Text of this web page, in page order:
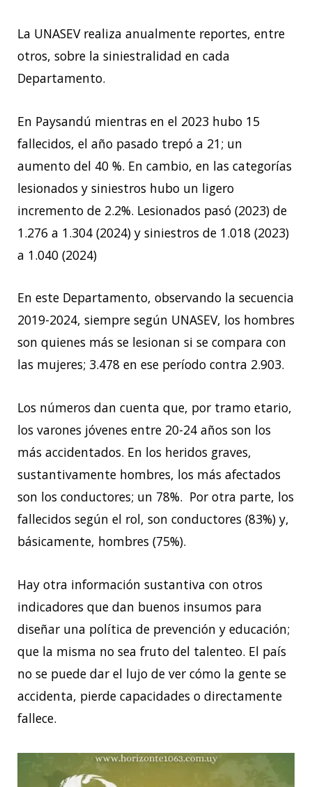
La UNASEV realiza anualmente reportes, entre
otros, sobre la siniestralidad en cada
Departamento.
En Paysandú mientras en el 2023 hubo 15
fallecidos, el año pasado trepó a 21; un
aumento del 40 %. En cambio, en las categorías
lesionados y siniestros hubo un ligero
incremento de 2.2%. Lesionados pasó (2023) de
1.276 a 1.304 (2024) y siniestros de 1.018 (2023)
a 1.040 (2024)
En este Departamento, observando la secuencia
2019-2024, siempre según UNASEV, los hombres
son quienes más se lesionan si se compara con
las mujeres; 3.478 en ese período contra 2.903.
Los números dan cuenta que, por tramo etario,
los varones jóvenes entre 20-24 años son los
más accidentados. En los heridos graves,
sustantivamente hombres, los más afectados
son los conductores; un 78%. Por otra parte, los
fallecidos según el rol, son conductores (83%) y,
básicamente, hombres (75%).
Hay otra información sustantiva con otros
indicadores que dan buenos insumos para
diseñar una política de prevención y educación;
que la misma no sea fruto del talenteo. El país
no se puede dar el lujo de ver cómo la gente se
accidenta, pierde capacidades o directamente
fallece.